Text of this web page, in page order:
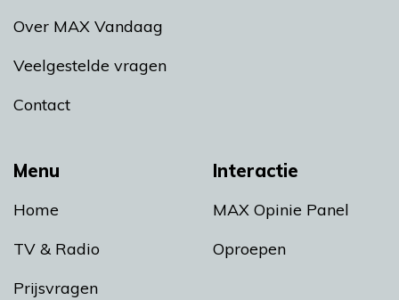
Menu
Home
TV & Radio
Prijsvragen
Interactie
MAX Opinie Panel
Oproepen
Over MAX Vandaag
Veelgestelde vragen
Contact